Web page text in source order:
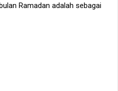
Ramadan adalah sebagai